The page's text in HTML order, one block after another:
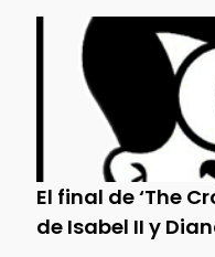
El final de ‘The
de Isabel II y